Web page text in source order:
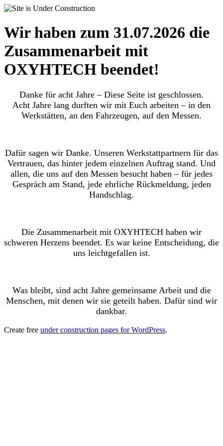
Wir haben zum 31.07.2026 die
Zusammenarbeit mit
OXYHTECH beendet!
Danke für acht Jahre – Diese Seite ist geschlossen.
Acht Jahre lang durften wir mit Euch arbeiten – in den
Werkstätten, an den Fahrzeugen, auf den Messen.
Dafür sagen wir Danke. Unseren Werkstattpartnern für das
Vertrauen, das hinter jedem einzelnen Auftrag stand. Und
allen, die uns auf den Messen besucht haben – für jedes
Gespräch am Stand, jede ehrliche Rückmeldung, jeden
Handschlag.
Die Zusammenarbeit mit OXYHTECH haben wir
schweren Herzens beendet. Es war keine Entscheidung, die
uns leichtgefallen ist.
Was bleibt, sind acht Jahre gemeinsame Arbeit und die
Menschen, mit denen wir sie geteilt haben. Dafür sind wir
dankbar.
Create free under construction pages for WordPress.